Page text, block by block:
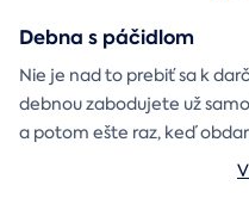
Debna s páčidlom
Nie je nad to prebiť sa k
debnou zabodujete už
a potom ešte raz, keď
Vonkajšie rozmery: 20 × 20 ×